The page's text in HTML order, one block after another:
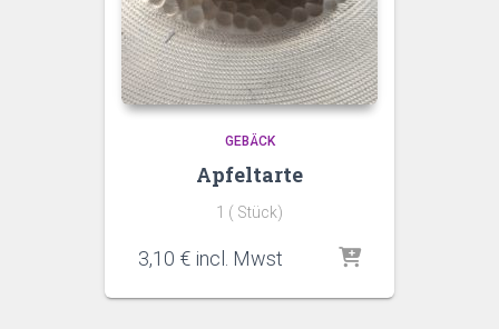
GEBÄCK
Apfeltarte
1 ( Stück)
3,10 € incl. Mwst